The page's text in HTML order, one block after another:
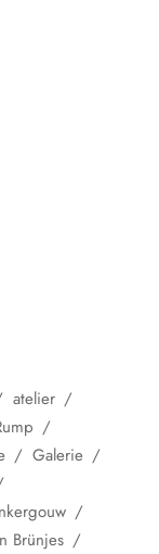
atelier
Galerie
Brünjes